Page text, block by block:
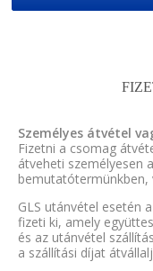
Személyes átvétel
Fizetni a csomag
átveheti személyesen
bemutatótermünkben,
GLS utánvétel esetén
fizeti ki, amely
és az utánvétel
a szállítási díjat